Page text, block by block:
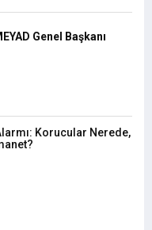
Genel Başkanı
Korucular Nerede,